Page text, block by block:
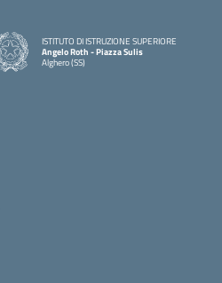
ISTITUTO DI ISTRUZIONE SUPERIORE
Angelo Roth - Piazza Sulis
Alghero (SS)
— Visita la pagina iniziale della scuola